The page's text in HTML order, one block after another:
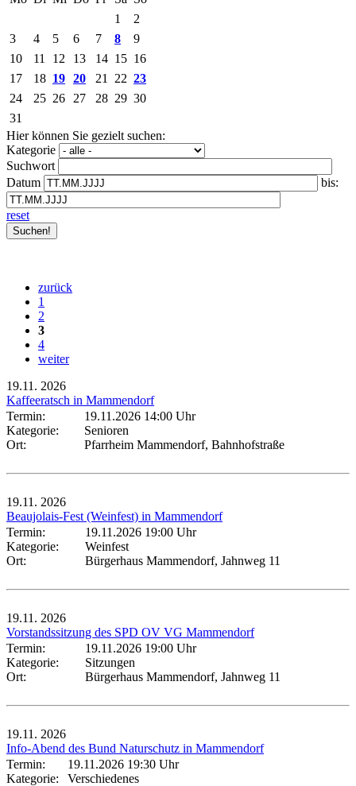
1
2
3
4 5 6 7 8
9
10
11 12 13 14 15 16
17
18 19 20 21 22 23
24
25 26 27 28 29 30
31
Hier können Sie gezielt suchen:
Kategorie
Suchwort
Datum
bis:
reset
zurück
1
2
3
4
weiter
19.11. 2026
Kaffeeratsch in Mammendorf
Termin:
19.11.2026 14:00 Uhr
Kategorie:
Senioren
Ort:
Pfarrheim Mammendorf, Bahnhofstraße
19.11. 2026
Beaujolais-Fest (Weinfest) in Mammendorf
Termin:
19.11.2026 19:00 Uhr
Kategorie:
Weinfest
Ort:
Bürgerhaus Mammendorf, Jahnweg 11
19.11. 2026
Vorstandssitzung des SPD OV VG Mammendorf
Termin:
19.11.2026 19:00 Uhr
Kategorie:
Sitzungen
Ort:
Bürgerhaus Mammendorf, Jahnweg 11
19.11. 2026
Info-Abend des Bund Naturschutz in Mammendorf
Termin:
19.11.2026 19:30 Uhr
Kategorie:
Verschiedenes